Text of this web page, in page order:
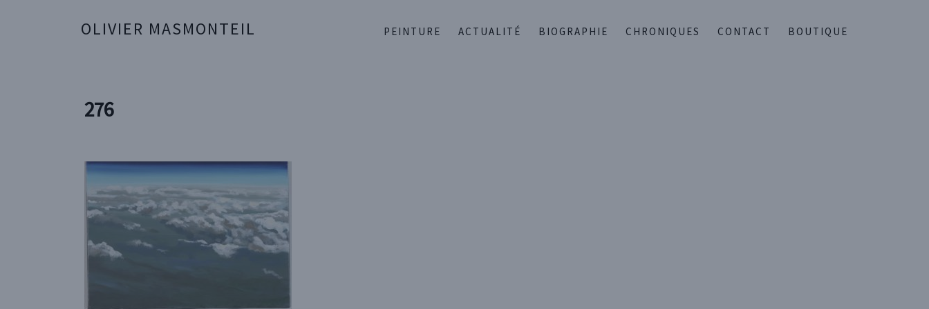
OLIVIER MASMONTEIL PEINTURE ACTUALITÉ BIOGRAPHIE CHRONIQUES CONTACT BOUTIQUE
276